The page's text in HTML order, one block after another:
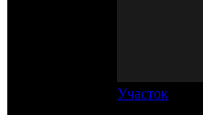
Участок